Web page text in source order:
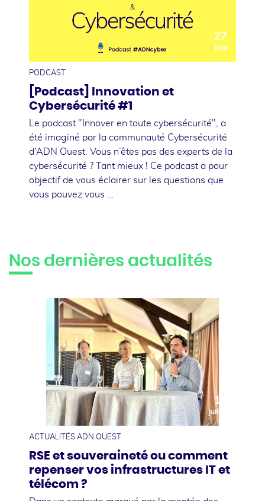
27
mai
PODCAST
[Podcast] Innovation et
Cybersécurité #1
Le podcast "Innover en toute cybersécurité", a
été imaginé par la communauté Cybersécurité
d'ADN Ouest. Vous n’êtes pas des experts de la
cybersécurité ? Tant mieux ! Ce podcast a pour
objectif de vous éclairer sur les questions que
vous pouvez vous …
Nos dernières actualités
10
juillet
ACTUALITÉS ADN OUEST
RSE et souveraineté ou comment
repenser vos infrastructures IT et
télécom ?